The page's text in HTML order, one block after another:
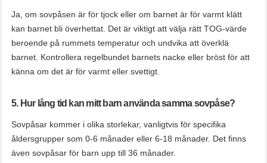
Ja, om sovpåsen är för tjock eller om barnet är för varmt klätt
kan barnet bli överhettat. Det är viktigt att välja rätt TOG-värde
beroende på rummets temperatur och undvika att överklä
barnet. Kontrollera regelbundet barnets nacke eller bröst för att
känna om det är för varmt eller svettigt.
5. Hur lång tid kan mitt barn använda samma sovpåse?
Sovpåsar kommer i olika storlekar, vanligtvis för specifika
åldersgrupper som 0-6 månader eller 6-18 månader. Det finns
även sovpåsar för barn upp till 36 månader.